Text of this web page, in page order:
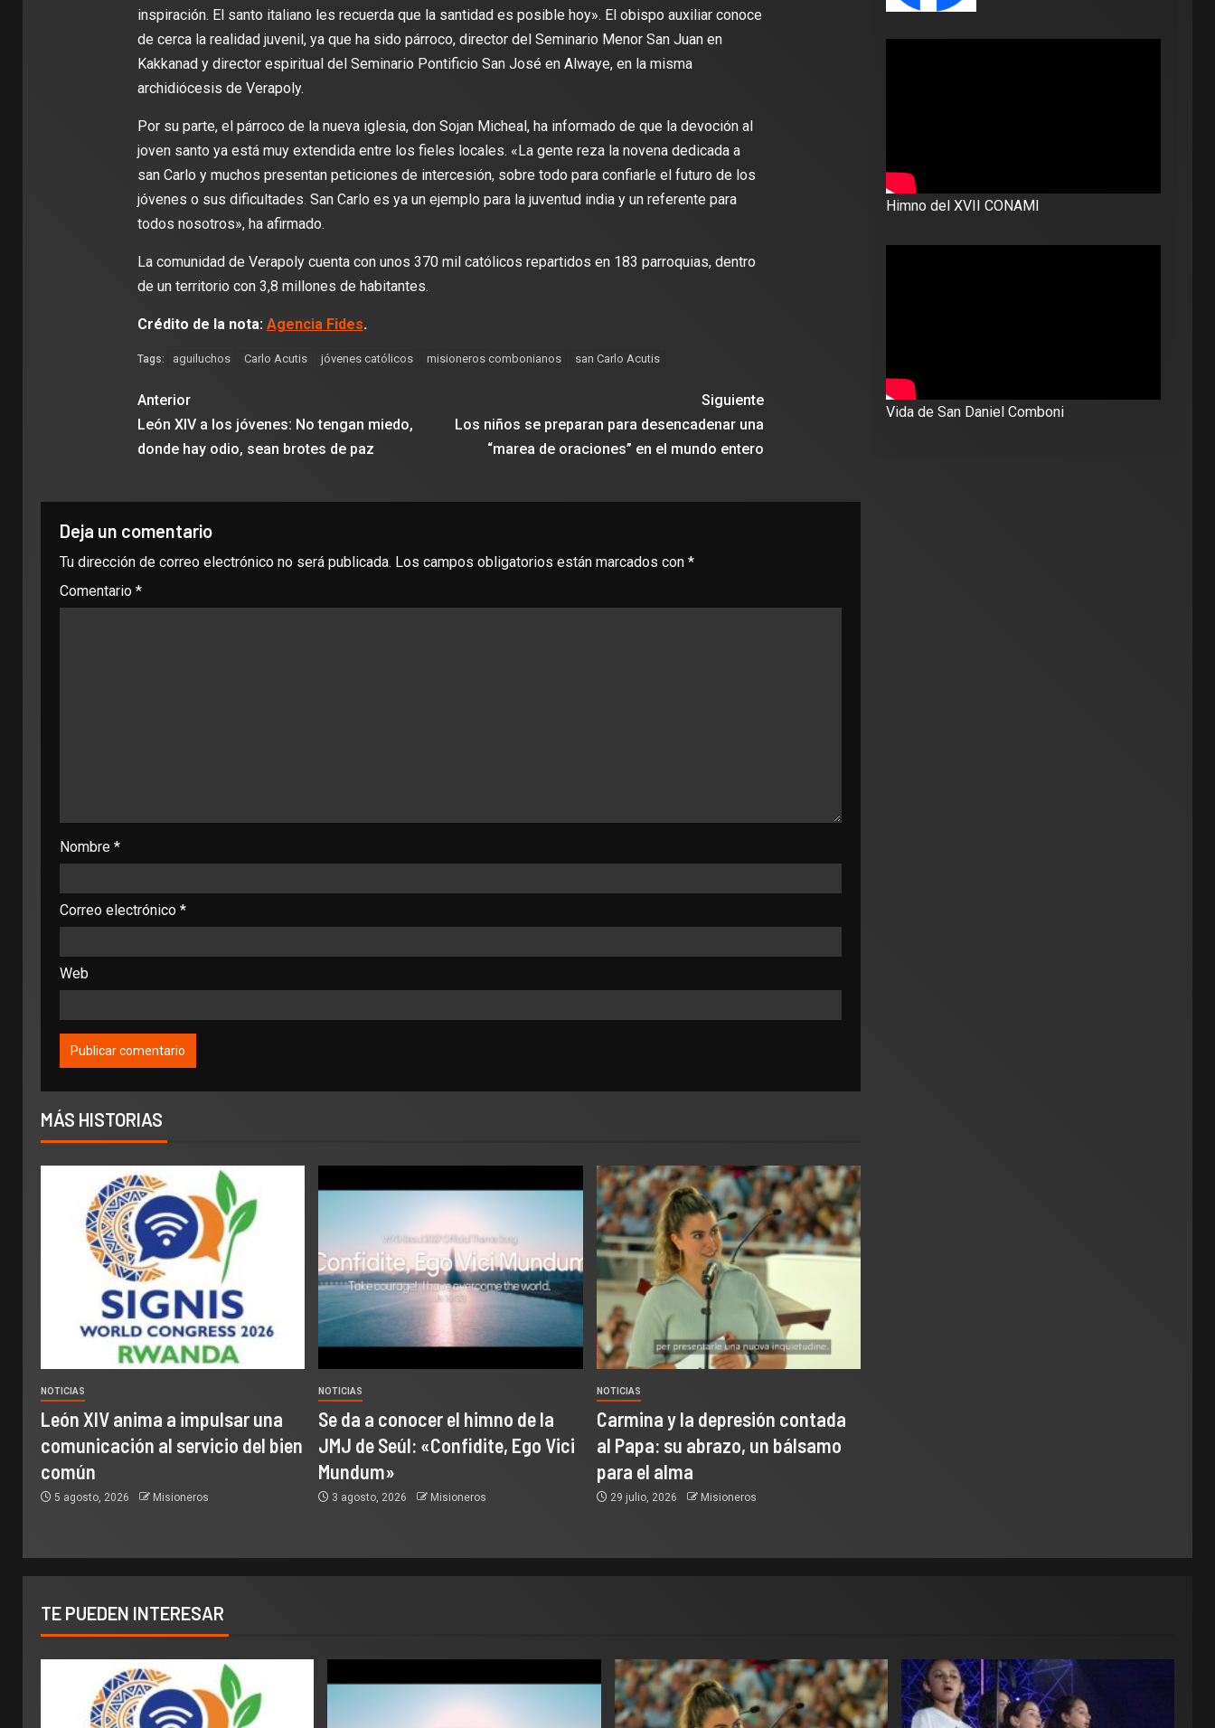
inspiración. El santo italiano les recuerda que la santidad es posible hoy». El obispo auxiliar conoce
de cerca la realidad juvenil, ya que ha sido párroco, director del Seminario Menor San Juan en
Kakkanad y director espiritual del Seminario Pontificio San José en Alwaye, en la misma
archidiócesis de Verapoly.
Por su parte, el párroco de la nueva iglesia, don Sojan Micheal, ha informado de que la devoción al
joven santo ya está muy extendida entre los fieles locales. «La gente reza la novena dedicada a
san Carlo y muchos presentan peticiones de intercesión, sobre todo para confiarle el futuro de los
jóvenes o sus dificultades. San Carlo es ya un ejemplo para la juventud india y un referente para
todos nosotros», ha afirmado.
La comunidad de Verapoly cuenta con unos 370 mil católicos repartidos en 183 parroquias, dentro
de un territorio con 3,8 millones de habitantes.
Crédito de la nota: Agencia Fides.
Tags: aguiluchos Carlo Acutis jóvenes católicos misioneros combonianos san Carlo Acutis
Anterior
León XIV a los jóvenes: No tengan miedo,
donde hay odio, sean brotes de paz
Siguiente
Los niños se preparan para desencadenar una
“marea de oraciones” en el mundo entero
Deja un comentario
Tu dirección de correo electrónico no será publicada. Los campos obligatorios están marcados con *
Comentario *
Nombre *
Correo electrónico *
Web
MÁS HISTORIAS
NOTICIAS
León XIV anima a impulsar una
comunicación al servicio del bien
común
5 agosto, 2026 Misioneros
NOTICIAS
Se da a conocer el himno de la
JMJ de Seúl: «Confidite, Ego Vici
Mundum»
3 agosto, 2026 Misioneros
NOTICIAS
Carmina y la depresión contada
al Papa: su abrazo, un bálsamo
para el alma
29 julio, 2026 Misioneros
Himno del XVII CONAMI
Vida de San Daniel Comboni
TE PUEDEN INTERESAR